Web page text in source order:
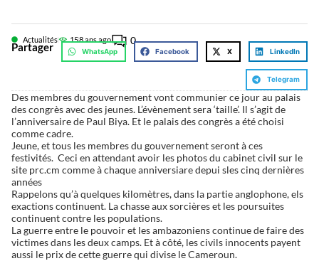
Actualités 158 ans ago 0
Partager WhatsApp Facebook X LinkedIn
Telegram
Des membres du gouvernement vont communier ce jour au palais
des congrès avec des jeunes. L’évènement sera ‘taille’. Il s’agit de
l’anniversaire de Paul Biya. Et le palais des congrès a été choisi
comme cadre.
Jeune, et tous les membres du gouvernement seront à ces
festivités. Ceci en attendant avoir les photos du cabinet civil sur le
site prc.cm comme à chaque anniversiare depui sles cinq dernières
années
Rappelons qu’à quelques kilomètres, dans la partie anglophone, els
exactions continuent. La chasse aux sorcières et les poursuites
continuent contre les populations.
La guerre entre le pouvoir et les ambazoniens continue de faire des
victimes dans les deux camps. Et à côté, les civils innocents payent
aussi le prix de cette guerre qui divise le Cameroun.